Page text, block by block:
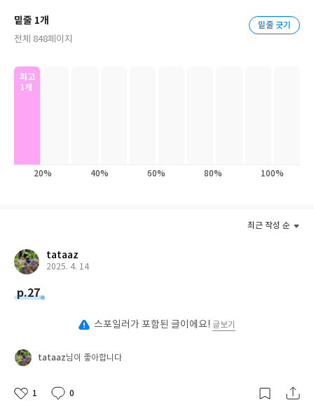
다.
밑줄 1개
전체 848페이지
밑줄 긋기
최고
1개
20% 40% 60% 80% 100%
최근 작성 순
tataaz
2025. 4. 14
p.27
스포일러가 포함된 글이에요! 글보기
tataaz님이 좋아합니다
1 0